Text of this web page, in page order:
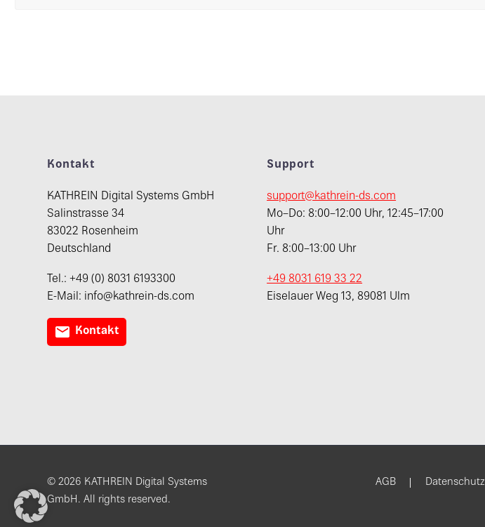
Kontakt
KATHREIN Digital Systems GmbH
Salinstrasse 34
83022 Rosenheim
Deutschland
Tel.: +49 (0) 8031 6193300
E-Mail: info@kathrein-ds.com
 Kontakt
Support
support@kathrein-ds.com
Mo–Do: 8:00–12:00 Uhr, 12:45–17:00
Uhr
Fr. 8:00–13:00 Uhr
+49 8031 619 33 22
Eiselauer Weg 13, 89081 Ulm
AGB Datenschutz
© 2026 KATHREIN Digital Systems
GmbH. All rights reserved.